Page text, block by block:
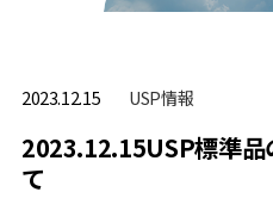
2023.12.15 USP情報
2023.12.15USP標準
て